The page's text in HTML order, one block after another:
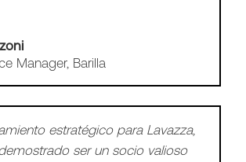
Manager, Barilla
estratégico para Lavazza,
ser un socio valioso